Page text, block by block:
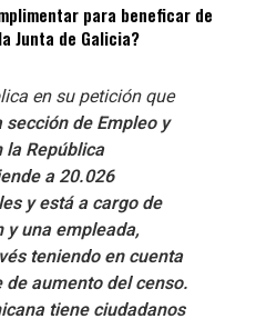
para beneficar de
Junta de Galicia?
en su petición que
de Empleo y
la República
a 20.026
y está a cargo de
y una empleada,
teniendo en cuenta
aumento del censo.
tiene ciudadanos